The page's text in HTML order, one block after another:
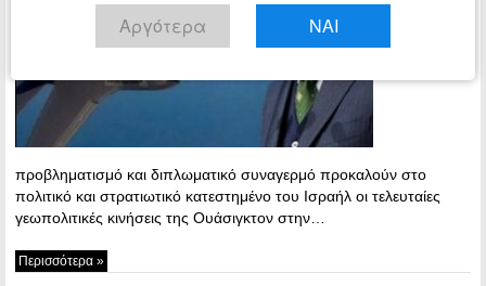
προβληματισμό και διπλωματικό συναγερμό προκαλούν στο
πολιτικό και στρατιωτικό κατεστημένο του Ισραήλ οι τελευταίες
γεωπολιτικές κινήσεις της Ουάσιγκτον στην…
Περισσότερα »
Αργότερα ΝΑΙ